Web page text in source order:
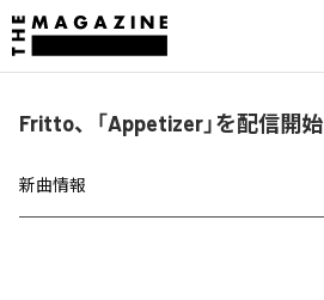
Fritto、「Appetizer」を配信開始
新曲情報